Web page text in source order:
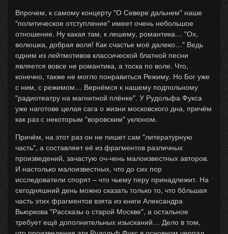
Впрочем, к самому концерту "О Севере дальнем" наше
"политическое отступление" имеет очень небольшое
отношение. Ну какая там, к лешему, романтика… "Ох,
волюшка, добрая воля! Как счастье моё далеко…" Ведь
одним из лейтмотивов классической блатной песни
является вовсе не романтика, а тоска по воле. Что,
конечно, также не могло понравиться Режиму. Но Бог уже
с ним, с режимом… Вернёмся к нашему подпольному
"радиотеатру на магнитной плёнке". У Рудольфа Фукса
уже наготове целая сага о жизни московского дна, причём
как раз с некоторым "воровским" уклоном.
Причём, на этот раз он не пишет сам "литературную
часть", а составляет её из фрагментов различных
произведений, зачастую оч-чень малоизвестных авторов.
И настолько малоизвестных, что до сих пор
исследователи спорят – что чьему перу принадлежит. На
сегодняшний день можно сказать только то, что бóльшая
часть этих фрагментов взята из книги Александра
Вьюркова "Рассказы о старой Москве", а остальное
требует ещё дополнительных изысканий… Дело в том,